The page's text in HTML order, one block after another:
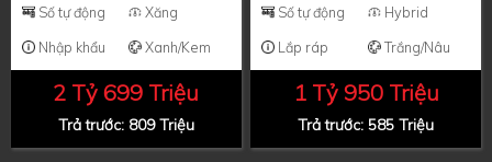
Số tự động
Xăng
Nhập khẩu
Xanh/Kem
2 Tỷ 699 Triệu
Trả trước: 809 Triệu
Số tự động
Hybrid
Lắp ráp
Trắng/Nâu
1 Tỷ 950 Triệu
Trả trước: 585 Triệu